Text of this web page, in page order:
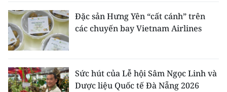
Đặc sản Hưng Yên “cất cánh” trên
các chuyến bay Vietnam Airlines
Sức hút của Lễ hội Sâm Ngọc Linh và
Dược liệu Quốc tế Đà Nẵng 2026